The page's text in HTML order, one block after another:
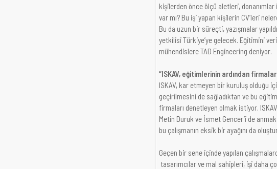
kişilerden önce ölçü aletleri,
var mı? Bu işi yapan kişilerin CV’leri
Bu da uzun bir süreçti, yazışmalar
yetkilisi Türkiye’ye gelecek. Eğitimini
mühendislere TAD Engineering deniyor.
“ISKAV, eğitimlerinin ardından
ISKAV, kar etmeyen bir kuruluş olduğu
geçirilmesini de sağladıktan ve bu
firmaları denetleyen olmak istiyor.
Metin Duruk ve İsmet Gencer’i de
bu çalışmanın eksik bir ayağını da
Geçen bir sene içinde yapılan
tasarımcılar ve mal sahipleri, işi daha